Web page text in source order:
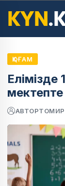
ҚОҒАМ
Елімізде
мектепте
АВТОР